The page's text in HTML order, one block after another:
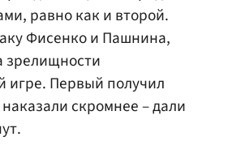
равно как и второй.
Фисенко и Пашнина,
зрелищности
игре. Первый получил
скромнее – дали